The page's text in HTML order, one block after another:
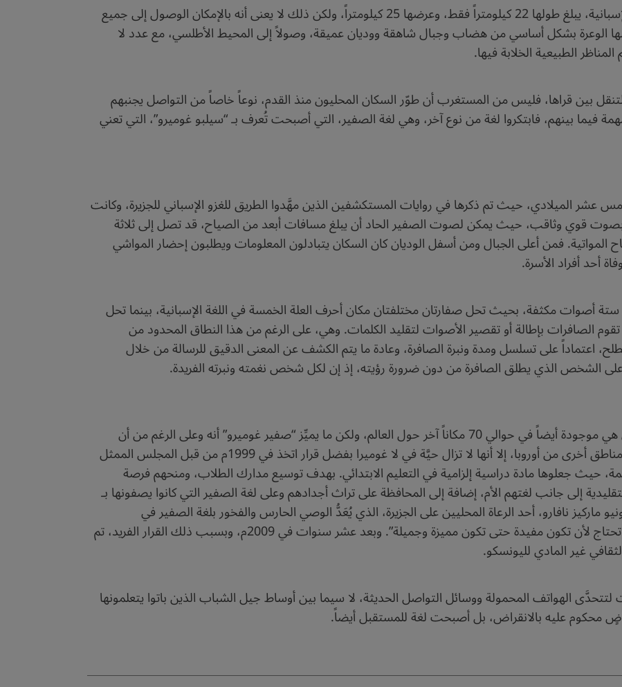
(لا غوميرا) هي جزيرة صغيرة من جزر الكناري الإسبانية، يبلغ طولها 22 كيلومتراً فقط، وعرضها 25 كيلومتراً، ولكن ذلك لا يعنى أنه بالإمكان الوصول إلى جميع
الوعرة بشكل أساسي من هضاب وجبال شاهقة ووديان عميقة، وصولاً إلى المحيط الأطلسي، مع عدد لا
الطبيعية الخلابة فيها.
بين قراها، فليس من المستغرب أن طوّر السكان المحليون منذ القدم، نوعاً خاصاً من التواصل يجنبهم
فيما بينهم، فابتكروا لغة من نوع آخر، وهي لغة الصفير، التي أصبحت تُعرف بـ “سيلبو غوميرو”، التي تعني
عشر الميلادي، حيث تم ذكرها في روايات المستكشفين الذين مهَّدوا الطريق للغزو الإسباني للجزيرة، وكانت
بصوت قوي وثاقب، حيث يمكن لصوت الصفير الحاد أن يبلغ مسافات أبعد من الصياح، قد تصل إلى ثلاثة
المواتية. فمن أعلى الجبال ومن أسفل الوديان كان السكان يتبادلون المعلومات ويطلبون إحضار المواشي
أحد أفراد الأسرة.
أصوات مكثفة، بحيث تحل صفارتان مختلفتان مكان أحرف العلة الخمسة في اللغة الإسبانية، بينما تحل
الحروف الساكنة الـ 22، حيث تقوم الصافرات بإطالة أو تقصير الأصوات لتقليد الكلمات. وهي، على الرغم من هذا النطاق المحدود من
يمكنها التعبير عن حوالي 4000 مصطلح، اعتماداً على تسلسل ومدة ونبرة الصافرة، وعادة ما يتم الكشف عن المعنى الدقيق للرسالة من خلال
الشخص الذي يطلق الصافرة من دون ضرورة رؤيته، إذ إن لكل شخص نغمته ونبرته الفريدة.
إن لغة الصفير ليست في لا غوميرا وحدها، بل هي موجودة أيضاً في حوالي 70 مكاناً آخر حول العالم، ولكن ما يميِّز “صفير غوميرو” أنه وعلى الرغم من أن
اللغات المماثلة قد اختفت تقريباً، لا سيما في مناطق أخرى من أوروبا، إلا أنها لا تزال حيَّة في لا غوميرا بفضل قرار اتخذ في 1999م من قبل المجلس الممثل
البالغ عددهم حوالي 22 ألف نسمة، حيث جعلوها مادة دراسية إلزامية في التعليم الابتدائي. بهدف توسيع مدارك الطلاب، ومنحهم فرصة
إلى جانب لغتهم الأم، إضافة إلى المحافظة على تراث أجدادهم وعلى لغة الصفير التي كانوا يصفونها بـ
ماركيز نافارو، أحد الرعاة المحليين على الجزيرة، الذي يُعَدُّ الوصي الحارس والفخور بلغة الصفير في
“لاغوميرا”، حيث وصفها بأنها: “مثل الشعر، لا تحتاج لأن تكون مفيدة حتى تكون مميزة وجميلة”. وبعد عشر سنوات في 2009م، وبسبب ذلك القرار الفريد، تم
غير المادي لليونسكو.
الهواتف المحمولة ووسائل التواصل الحديثة، لا سيما بين أوساط جيل الشباب الذين باتوا يتعلمونها
محكوم عليه بالانقراض، بل أصبحت لغة للمستقبل أيضاً.